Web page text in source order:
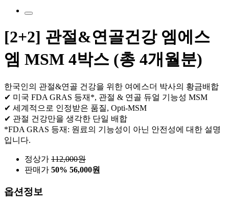
[2+2] 관절&연골건강 엠에스
엠 MSM 4박스 (총 4개월분)
한국인의 관절&연골 건강을 위한 여에스더 박사의 황금배합
✔ 미국 FDA GRAS 등재*, 관절 & 연골 듀얼 기능성 MSM
✔ 세계적으로 인정받은 품질, Opti-MSM
✔ 관절 건강만을 생각한 단일 배합
*FDA GRAS 등재: 원료의 기능성이 아닌 안전성에 대한 설명
입니다.
정상가 112,000원
판매가 50% 56,000원
옵션정보